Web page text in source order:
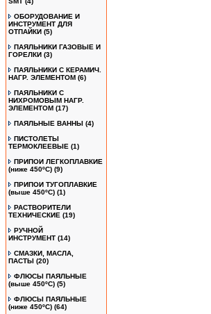
ОБОРУДОВАНИЕ И
ИНСТРУМЕНТ ДЛЯ
ОТПАЙКИ (5)
ПАЯЛЬНИКИ ГАЗОВЫЕ И
ГОРЕЛКИ (3)
ПАЯЛЬНИКИ С КЕРАМИЧ.
НАГР. ЭЛЕМЕНТОМ (6)
ПАЯЛЬНИКИ С
НИХРОМОВЫМ НАГР.
ЭЛЕМЕНТОМ (17)
ПАЯЛЬНЫЕ ВАННЫ (4)
ПИСТОЛЕТЫ
ТЕРМОКЛЕЕВЫЕ (1)
ПРИПОИ ЛЕГКОПЛАВКИЕ
(ниже 450ºС) (9)
ПРИПОИ ТУГОПЛАВКИЕ
(выше 450ºС) (1)
РАСТВОРИТЕЛИ
ТЕХНИЧЕСКИЕ (19)
РУЧНОЙ
ИНСТРУМЕНТ (14)
СМАЗКИ, МАСЛА,
ПАСТЫ (20)
ФЛЮСЫ ПАЯЛЬНЫЕ
(выше 450ºC) (5)
ФЛЮСЫ ПАЯЛЬНЫЕ
(ниже 450ºC) (64)